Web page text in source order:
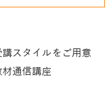
スタイルをご用意
通信講座